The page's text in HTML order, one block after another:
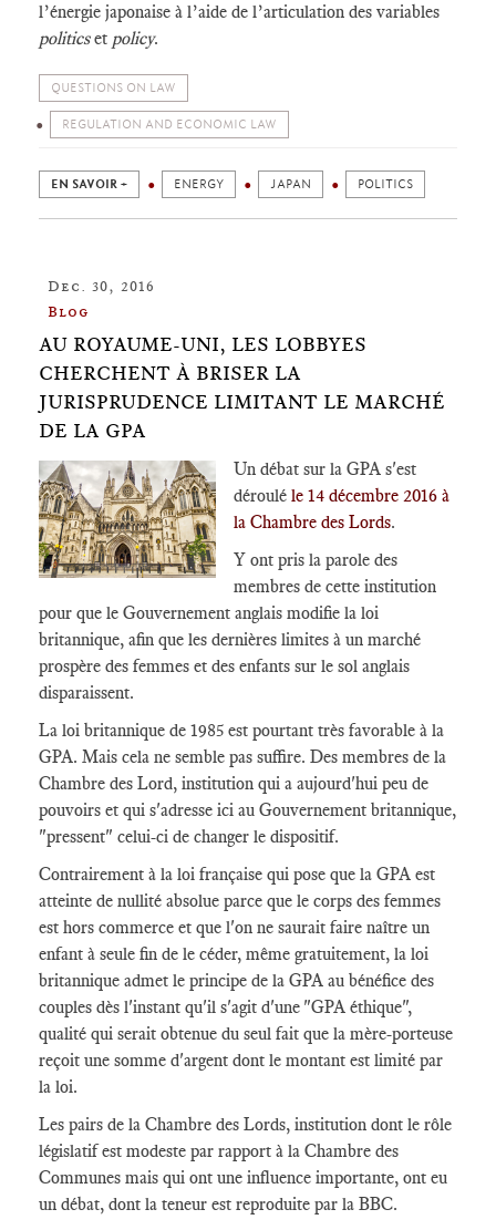
l’énergie japonaise à l’aide de l’articulation des variables
politicset policy.
QUESTIONS ON LAW
REGULATION AND ECONOMIC LAW
EN SAVOIR + ENERGY JAPAN POLITICS
Dec. 30, 2016
Blog
AU ROYAUME-UNI, LES LOBBYES
CHERCHENT À BRISER LA
JURISPRUDENCE LIMITANT LE MARCHÉ
DE LA GPA
Un débat sur la GPA s'est
déroulé le 14 décembre 2016 à
la Chambre des Lords.
Y ont pris la parole des
membres de cette institution
pour que le Gouvernement anglais modifie la loi
britannique, afin que les dernières limites à un marché
prospère des femmes et des enfants sur le sol anglais
disparaissent.
La loi britannique de 1985 est pourtant très favorable à la
GPA. Mais cela ne semble pas suffire. Des membres de la
Chambre des Lord, institution qui a aujourd'hui peu de
pouvoirs et qui s'adresse ici au Gouvernement britannique,
"pressent" celui-ci de changer le dispositif.
Contrairement à la loi française qui pose que la GPA est
atteinte de nullité absolue parce que le corps des femmes
est hors commerce et que l'on ne saurait faire naître un
enfant à seule fin de le céder, même gratuitement, la loi
britannique admet le principe de la GPA au bénéfice des
couples dès l'instant qu'il s'agit d'une "GPA éthique",
qualité qui serait obtenue du seul fait que la mère-porteuse
reçoit une somme d'argent dont le montant est limité par
la loi.
Les pairs de la Chambre des Lords, institution dont le rôle
législatif est modeste par rapport à la Chambre des
Communes mais qui ont une influence importante, ont eu
un débat, dont la teneur est reproduite par la BBC.